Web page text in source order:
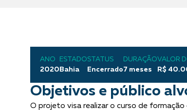
ANO
2020
ESTADO
Bahia
STATUS
Encerrado
DURAÇÃO
7 meses
VALOR
R$
Objetivos e público
O projeto visa realizar o curso de